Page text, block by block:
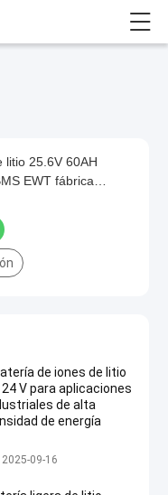
litio 25.6V 60AH
EWT fábrica
de iones de litio
V para aplicaciones
de alta
de energía
del fosfato del hierro d
24v
2025-09-16